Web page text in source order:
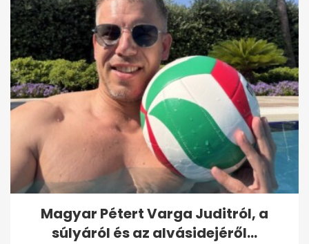
Magyar Pétert Varga Juditról, a
súlyáról és az alvásidejéről...